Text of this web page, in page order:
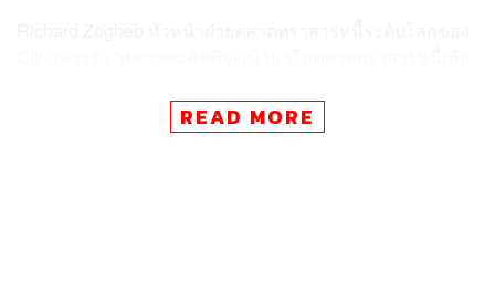
บอนด์ยีลด์อายุ 10 ปีในสัปดาห์นี้เพิ่มขึ้นเหนือระดับ 5% เป็น
READ MORE